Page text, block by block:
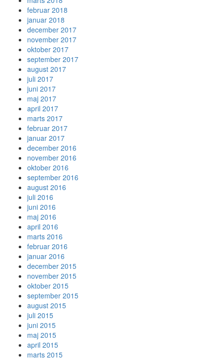
februar 2018
januar 2018
december 2017
november 2017
oktober 2017
september 2017
august 2017
juli 2017
juni 2017
maj 2017
april 2017
marts 2017
februar 2017
januar 2017
december 2016
november 2016
oktober 2016
september 2016
august 2016
juli 2016
juni 2016
maj 2016
april 2016
marts 2016
februar 2016
januar 2016
december 2015
november 2015
oktober 2015
september 2015
august 2015
juli 2015
juni 2015
maj 2015
april 2015
marts 2015